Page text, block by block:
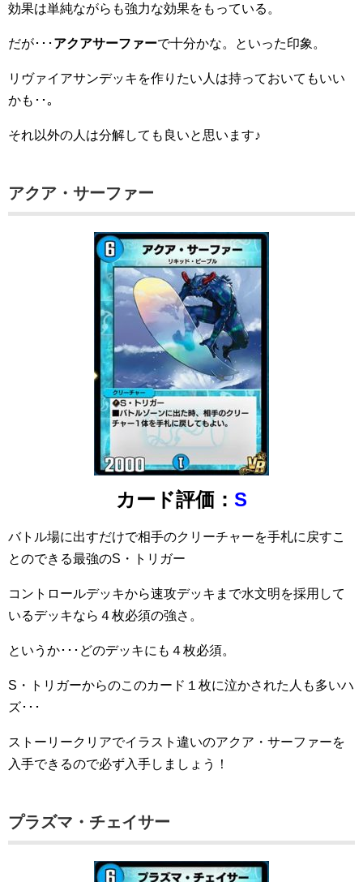
効果は単純ながらも強力な効果をもっている。
だが･･･ アクアサーファーで十分かな。といった印象。
リヴァイアサンデッキを作りたい人は持っておいてもいい
かも･･｡
それ以外の人は分解しても良いと思います♪
アクア・サーファー
カード評価： S
バトル場に出すだけで相手のクリーチャーを手札に戻すこ
とのできる最強のS・トリガー
コントロールデッキから速攻デッキまで水文明を採用して
いるデッキなら４枚必須の強さ。
というか･･･どのデッキにも４枚必須。
S・トリガーからのこのカード１枚に泣かされた人も多いハ
ズ･･･
ストーリークリアでイラスト違いのアクア・サーファーを
入手できるので必ず入手しましょう！
プラズマ・チェイサー